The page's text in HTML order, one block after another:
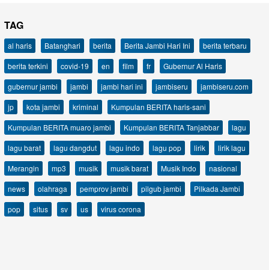
TAG
al haris Batanghari berita Berita Jambi Hari Ini
berita terbaru
berita terkini
covid-19 en film fr
Gubernur Al Haris
gubernur jambi
jambi jambi hari ini jambiseru
jambiseru.com
jp
kota jambi kriminal
Kumpulan BERITA haris-sani
Kumpulan BERITA muaro jambi
Kumpulan BERITA Tanjabbar
lagu
lagu barat
lagu dangdut lagu indo lagu pop lirik
lirik lagu
Merangin
mp3 musik musik barat Musik Indo
nasional
news
olahraga pemprov jambi pilgub jambi
Pilkada Jambi
pop
situs sv us virus corona